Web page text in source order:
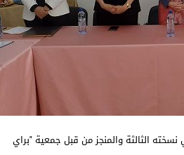
الثالثة والمنجز من قبل جمعية "براي